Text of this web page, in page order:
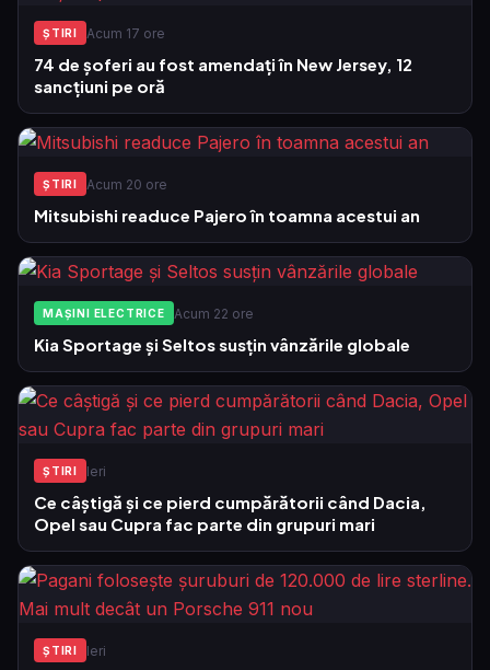
ŞTIRI Acum 17 ore
74 de șoferi au fost amendați în New Jersey, 12
sancțiuni pe oră
ŞTIRI Acum 20 ore
Mitsubishi readuce Pajero în toamna acestui an
MAȘINI ELECTRICE Acum 22 ore
Kia Sportage și Seltos susțin vânzările globale
ŞTIRI Ieri
Ce câștigă și ce pierd cumpărătorii când Dacia,
Opel sau Cupra fac parte din grupuri mari
ŞTIRI Ieri